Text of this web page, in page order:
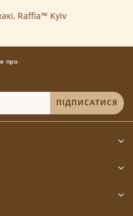
, Raffia™ Kyiv
про
ПІДПИСАТИСЯ